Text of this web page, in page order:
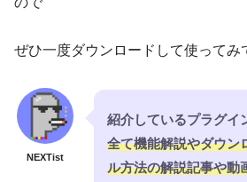
ぜひ一度ダウンロードして使ってみ
NEXTist
紹介しているプラグイ
全て機能解説やダウン
ル方法の解説記事や動